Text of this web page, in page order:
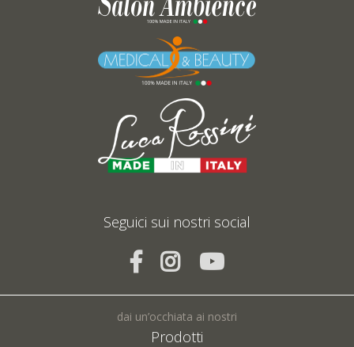
Seguici sui nostri social
dai un’occhiata ai nostri
Prodotti